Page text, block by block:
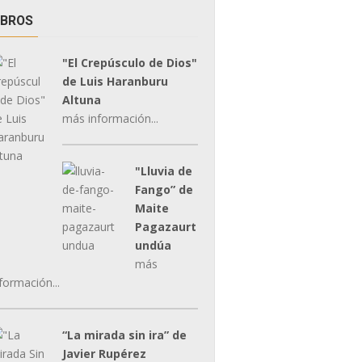
"El Crepúsculo de Dios"
de Luis Haranburu
Altuna
más información...
"Lluvia de
Fango” de
Maite
Pagazaurt
undúa
más
“La mirada sin ira” de
Javier Rupérez